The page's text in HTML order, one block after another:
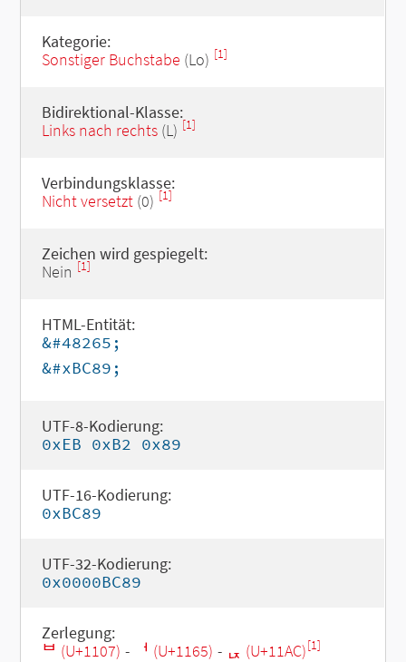
Kategorie:
Sonstiger Buchstabe (Lo) [1]
Bidirektional-Klasse:
Links nach rechts(L) [1]
Verbindungsklasse:
Nicht versetzt(0) [1]
Zeichen wird gespiegelt:
Nein [1]
HTML-Entität:
&#48265;
&#xBC89;
UTF-8-Kodierung:
0xEB 0xB2 0x89
UTF-16-Kodierung:
0xBC89
UTF-32-Kodierung:
0x0000BC89
Zerlegung:
ᄇ (U+1107) - ᅥ (U+1165) - ᆬ (U+11AC)[1]